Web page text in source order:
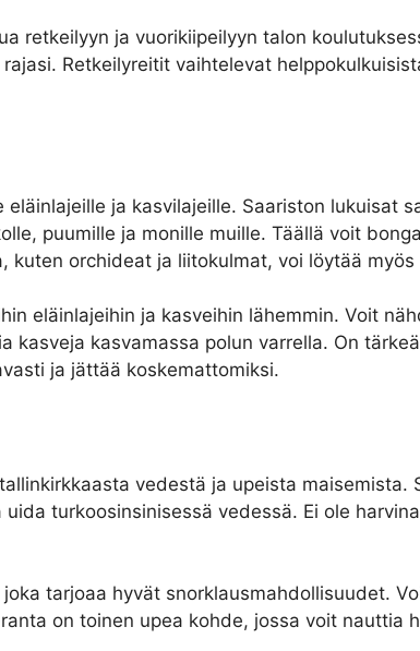
retkeilyyn ja vuorikiipeilyyn talon
Retkeilyreitit vaihtelevat
ja kasvilajeille. Saariston lukuisat
puumille ja monille muille. Täällä voit
kuten orchideat ja liitokulmat, voi löytää
eläinlajeihin ja kasveihin lähemmin. Voit
kasveja kasvamassa polun varrella. On
ja jättää koskemattomiksi.
vedestä ja upeista maisemista.
turkoosinsinisessä vedessä. Ei ole
joka tarjoaa hyvät snorklausmahdollisuudet.
on toinen upea kohde, jossa voit nauttia